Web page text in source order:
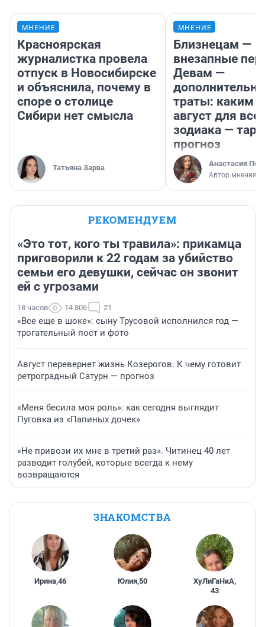
МНЕНИЕ
Красноярская
журналистка провела
отпуск в Новосибирске
и объяснила, почему в
споре о столице
Сибири нет смысла
Татьяна Зарва
МНЕНИЕ
Близнецам —
внезапные
Девам —
траты: каким
август для
зодиака —
прогноз
Анастасия
Автор мнения
РЕКОМЕНДУЕМ
«Это тот, кого ты травила»: прикамца
приговорили к 22 годам за убийство
семьи его девушки, сейчас он звонит
ей с угрозами
18 часов 14 806 21
«Все еще в шоке»: сыну Трусовой исполнился год —
трогательный пост и фото
Август перевернет жизнь Козерогов. К чему готовит
ретроградный Сатурн — прогноз
«Меня бесила моя роль»: как сегодня выглядит
Пуговка из «Папиных дочек»
«Не привози их мне в третий раз». Читинец 40 лет
разводит голубей, которые всегда к нему
возвращаются
ЗНАКОМСТВА
Ирина,46 Юлия,50 ХуЛиГаНкА,
43